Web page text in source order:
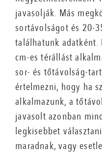
javasolják. Más
sortávolságot és 20-
találhatunk adatként.
cm-es térállást
sor- és tőtávolság-
értelmezni, hogy ha
alkalmazunk, a
javasolt azonban
legkisebbet
maradnak, vagy